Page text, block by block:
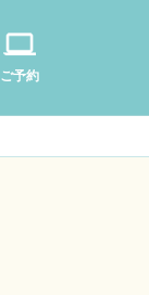
ご予約